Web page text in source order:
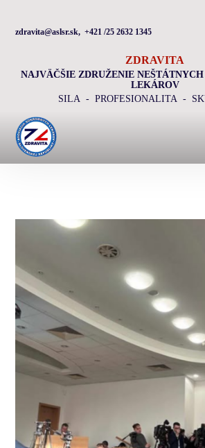
zdravita@aslsr.sk, +421 /25 2632 1345
ZDRAVITA
NAJVÄČŠIE ZDRUŽENIE
LEKÁROV
SILA - PROFESIONALITA -